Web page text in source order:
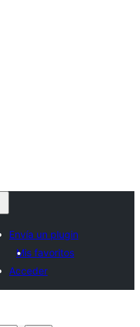
Envía un plugin
Mis favoritos
Acceder